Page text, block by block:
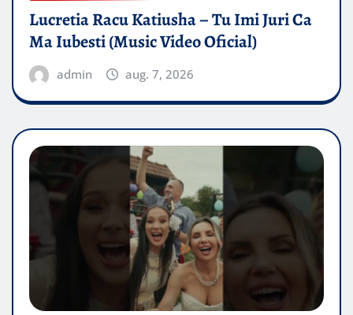
Lucretia Racu Katiusha – Tu Imi Juri Ca
Ma Iubesti (Music Video Oficial)
admin aug. 7, 2026